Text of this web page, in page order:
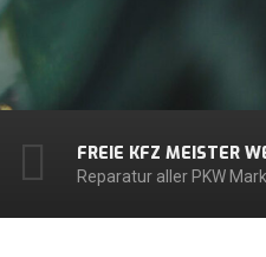
FREIE KFZ MEISTER
Reparatur aller PKW